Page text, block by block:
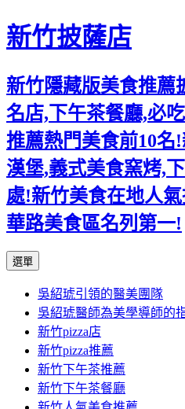
新竹披薩店
新竹隱藏版美食推薦
名店,下午茶餐廳,必
推薦熱門美食前10名
漢堡,義式美食窯烤,
處!新竹美食在地人
華路美食區名列第一!
選單
主
要
內
容
吳紹琥引領的醫美團隊
吳紹琥醫師為美學導師的
新竹pizza店
新竹pizza推薦
新竹下午茶推薦
新竹下午茶餐廳